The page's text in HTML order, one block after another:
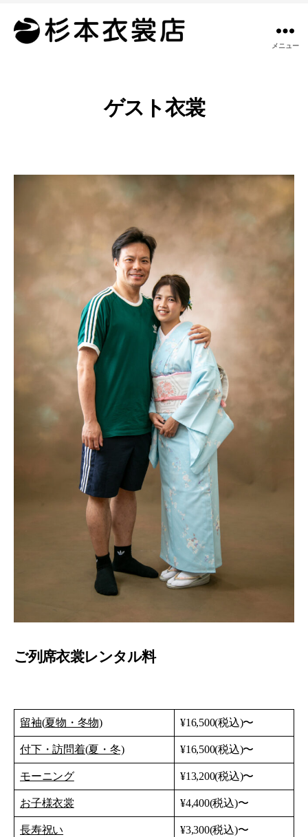
メニュー
ゲスト衣裳
ご列席衣裳レンタル料
留袖(夏物・冬物) ¥16,500(税込)〜
付下・訪問着(夏・冬) ¥16,500(税込)〜
モーニング ¥13,200(税込)〜
お子様衣裳 ¥4,400(税込)〜
長寿祝い ¥3,300(税込)〜